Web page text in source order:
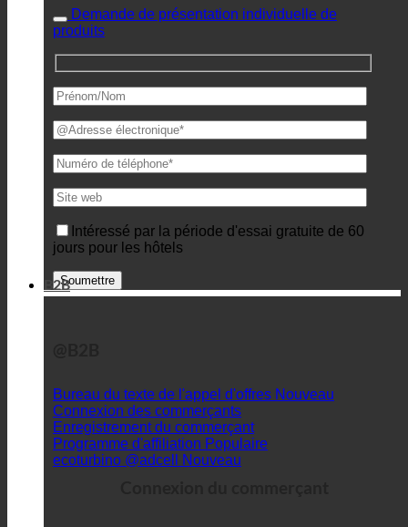
Demande de présentation individuelle de
produits
Intéressé par la période d'essai gratuite de 60
jours pour les hôtels
B2B
Bureau du texte de l'appel d'offres
Connexion des commerçants
Enregistrement du commerçant
Programme d'affiliation
ecoturbino @adcell